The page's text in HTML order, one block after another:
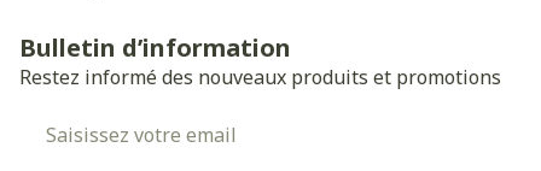
Bulletin d’information
Restez informé des nouveaux produits et promotions